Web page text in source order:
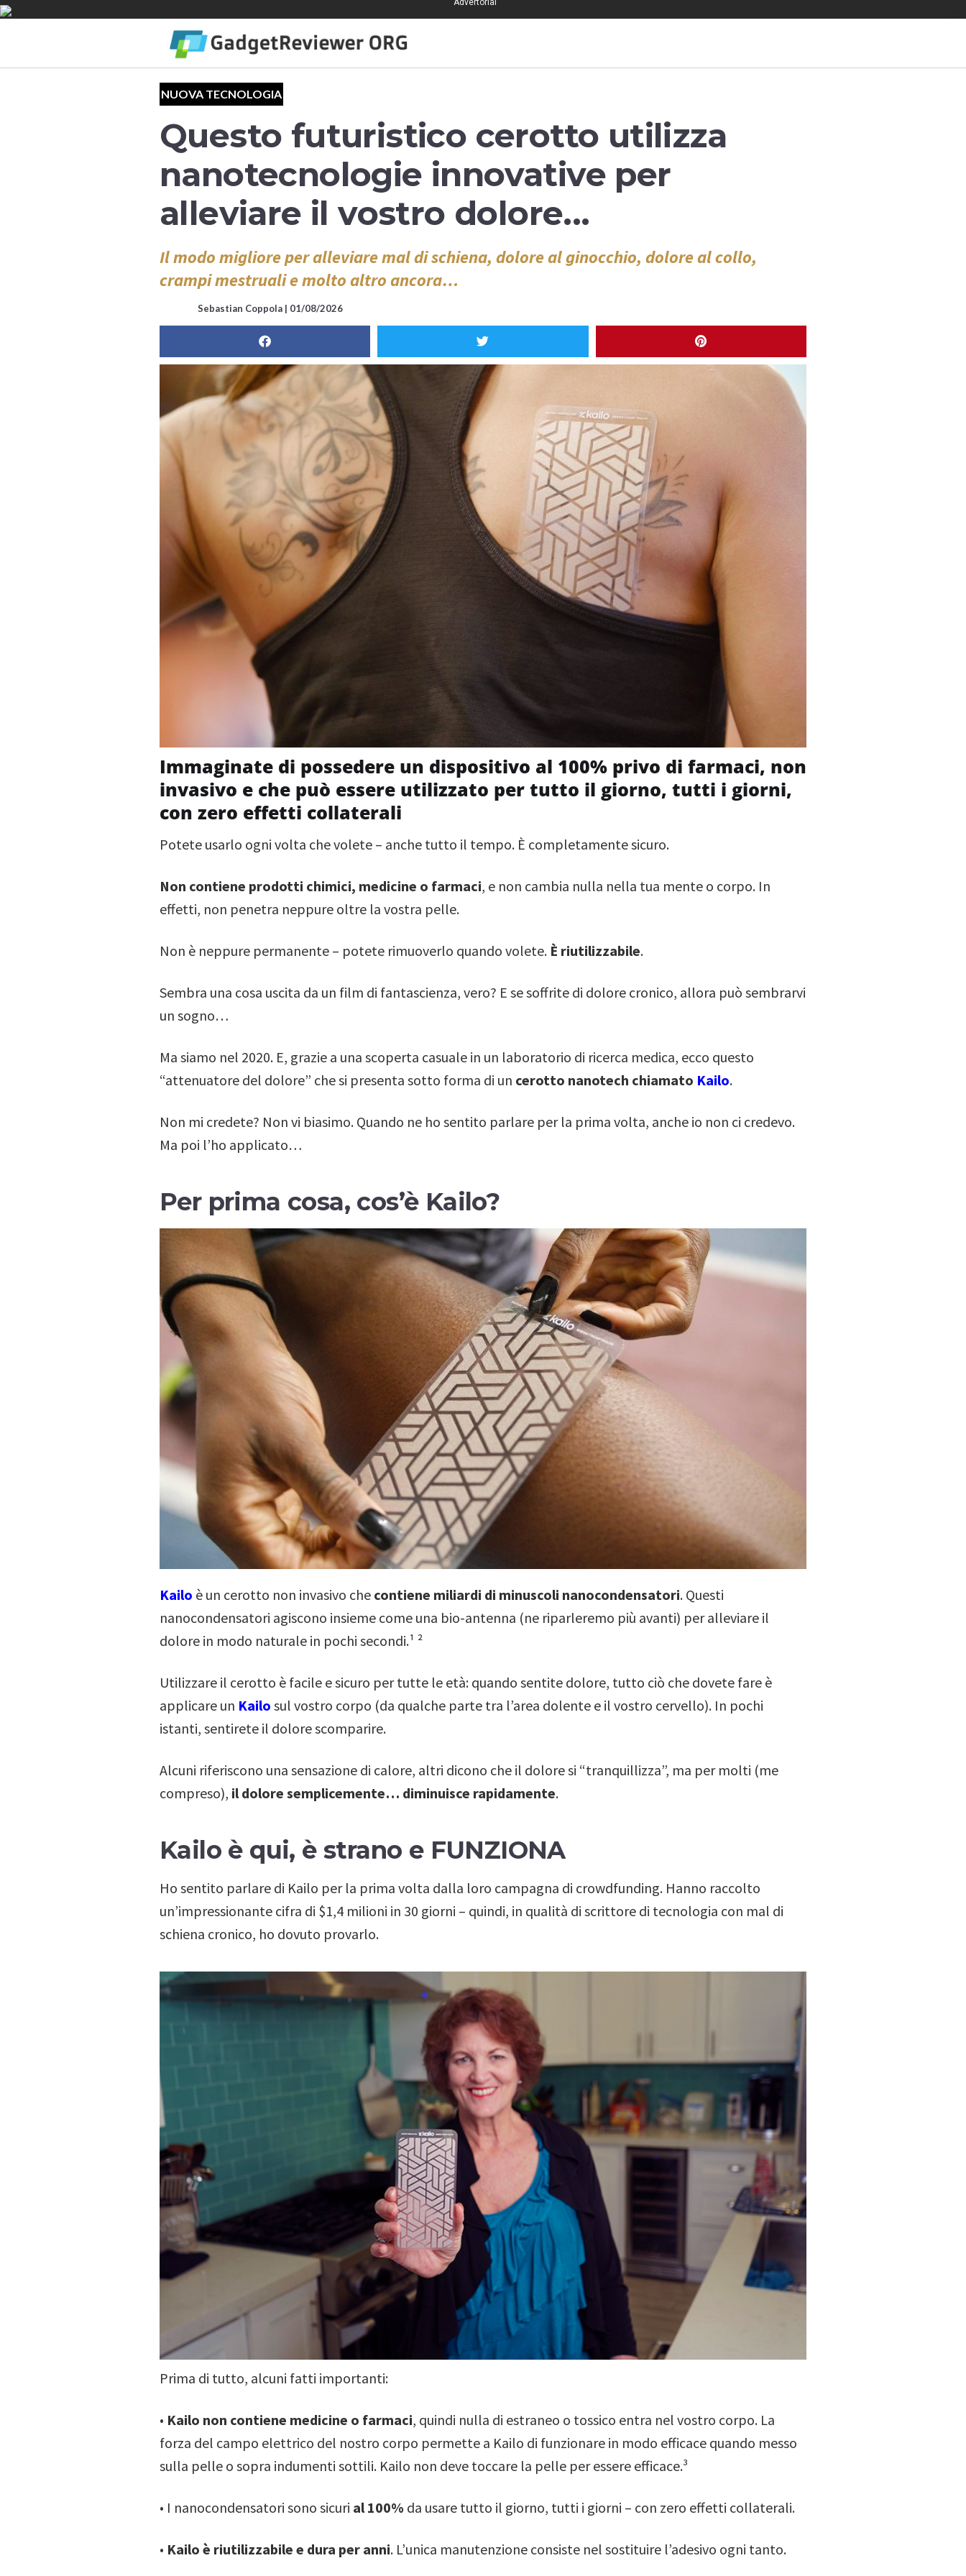
Advertorial
NUOVA TECNOLOGIA
Questo futuristico cerotto utilizza
nanotecnologie innovative per
alleviare il vostro dolore...
Il modo migliore per alleviare mal di schiena, dolore al ginocchio, dolore al collo,
crampi mestruali e molto altro ancora…
Sebastian Coppola | 01/08/2026
Immaginate di possedere un dispositivo al 100% privo di farmaci, non
invasivo e che può essere utilizzato per tutto il giorno, tutti i giorni,
con zero effetti collaterali
Potete usarlo ogni volta che volete – anche tutto il tempo. È completamente sicuro.
Non contiene prodotti chimici, medicine o farmaci, e non cambia nulla nella tua mente o corpo. In
effetti, non penetra neppure oltre la vostra pelle.
Non è neppure permanente – potete rimuoverlo quando volete. È riutilizzabile.
Sembra una cosa uscita da un film di fantascienza, vero? E se soffrite di dolore cronico, allora può sembrarvi
un sogno…
Ma siamo nel 2020. E, grazie a una scoperta casuale in un laboratorio di ricerca medica, ecco questo
“attenuatore del dolore” che si presenta sotto forma di un cerotto nanotech chiamato Kailo.
Non mi credete? Non vi biasimo. Quando ne ho sentito parlare per la prima volta, anche io non ci credevo.
Ma poi l’ho applicato…
Per prima cosa, cos’è Kailo?
Kailo è un cerotto non invasivo che contiene miliardi di minuscoli nanocondensatori. Questi
nanocondensatori agiscono insieme come una bio-antenna (ne riparleremo più avanti) per alleviare il
dolore in modo naturale in pochi secondi.¹ ²
Utilizzare il cerotto è facile e sicuro per tutte le età: quando sentite dolore, tutto ciò che dovete fare è
applicare un Kailo sul vostro corpo (da qualche parte tra l’area dolente e il vostro cervello). In pochi
istanti, sentirete il dolore scomparire.
Alcuni riferiscono una sensazione di calore, altri dicono che il dolore si “tranquillizza”, ma per molti (me
compreso), il dolore semplicemente… diminuisce rapidamente.
Kailo è qui, è strano e FUNZIONA
Ho sentito parlare di Kailo per la prima volta dalla loro campagna di crowdfunding. Hanno raccolto
un’impressionante cifra di $1,4 milioni in 30 giorni – quindi, in qualità di scrittore di tecnologia con mal di
schiena cronico, ho dovuto provarlo.
Prima di tutto, alcuni fatti importanti:
• Kailo non contiene medicine o farmaci, quindi nulla di estraneo o tossico entra nel vostro corpo. La
forza del campo elettrico del nostro corpo permette a Kailo di funzionare in modo efficace quando messo
sulla pelle o sopra indumenti sottili. Kailo non deve toccare la pelle per essere efficace.³
• I nanocondensatori sono sicuri al 100% da usare tutto il giorno, tutti i giorni – con zero effetti collaterali.
• Kailo è riutilizzabile e dura per anni. L’unica manutenzione consiste nel sostituire l’adesivo ogni tanto.